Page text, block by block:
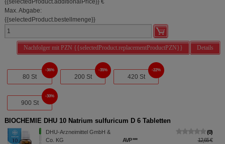
{{selectedProduct.additionalPrice}} €
Max. Abgabe:
{{selectedProduct.bestellmenge}}
Details
Nachfolger mit PZN {{selectedProduct.replacementProductPZN}}
80 St
36%
200 St
35%
420 St
22%
900 St
30%
BIOCHEMIE DHU 10 Natrium sulfuricum D 6 Tabletten
DHU-Arzneimittel GmbH &
Co. KG
0
AVP*** 12,65 €